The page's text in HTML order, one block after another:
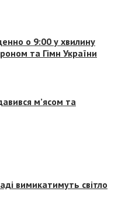
о 9:00 у хвилину
та Гімн України
м’ясом та
вимикатимуть світло